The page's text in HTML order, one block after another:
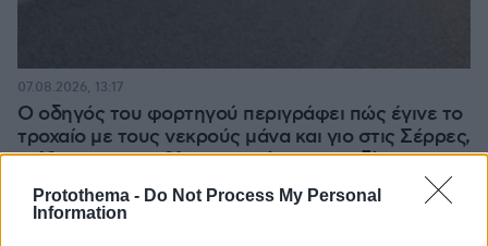
Protothema - Do Not Process My Personal
Information
Ο οδηγός του φορτηγού περιγράφει πώς έγινε το
τροχαίο με τους νεκρούς μάνα και γιο στις Σέρρες,
η 43χρονη και ο 21χρονος πήγαιναν μαζί για
δουλειά
07.08.2026, 13:17